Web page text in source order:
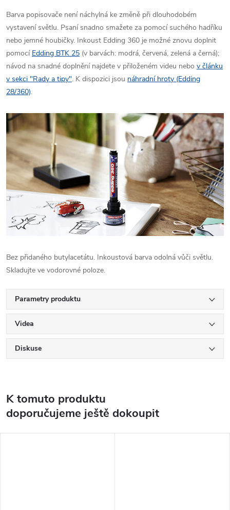
Barva popisovače není náchylná ke změně při dlouhodobém
vystavení světlu. Psaní snadno smažete za pomocí suchého hadříku
nebo jemné houbičky. Inkoust Edding 360 je možné znovu doplnit
pomocí Edding BTK 25 (v barvách: modrá, červená, zelená a černá);
návod na snadné doplnění najdete v přiloženém videu nebo v článku
v sekci "Rady a tipy". K dispozici jsou náhradní hroty (Edding
28/360).
Bez přidaného butylacetátu. Inkoustová barva odolná vůči světlu.
Skladujte ve vodorovné poloze.
Parametry produktu
Videa
Diskuse
K tomuto produktu
doporučujeme ještě dokoupit